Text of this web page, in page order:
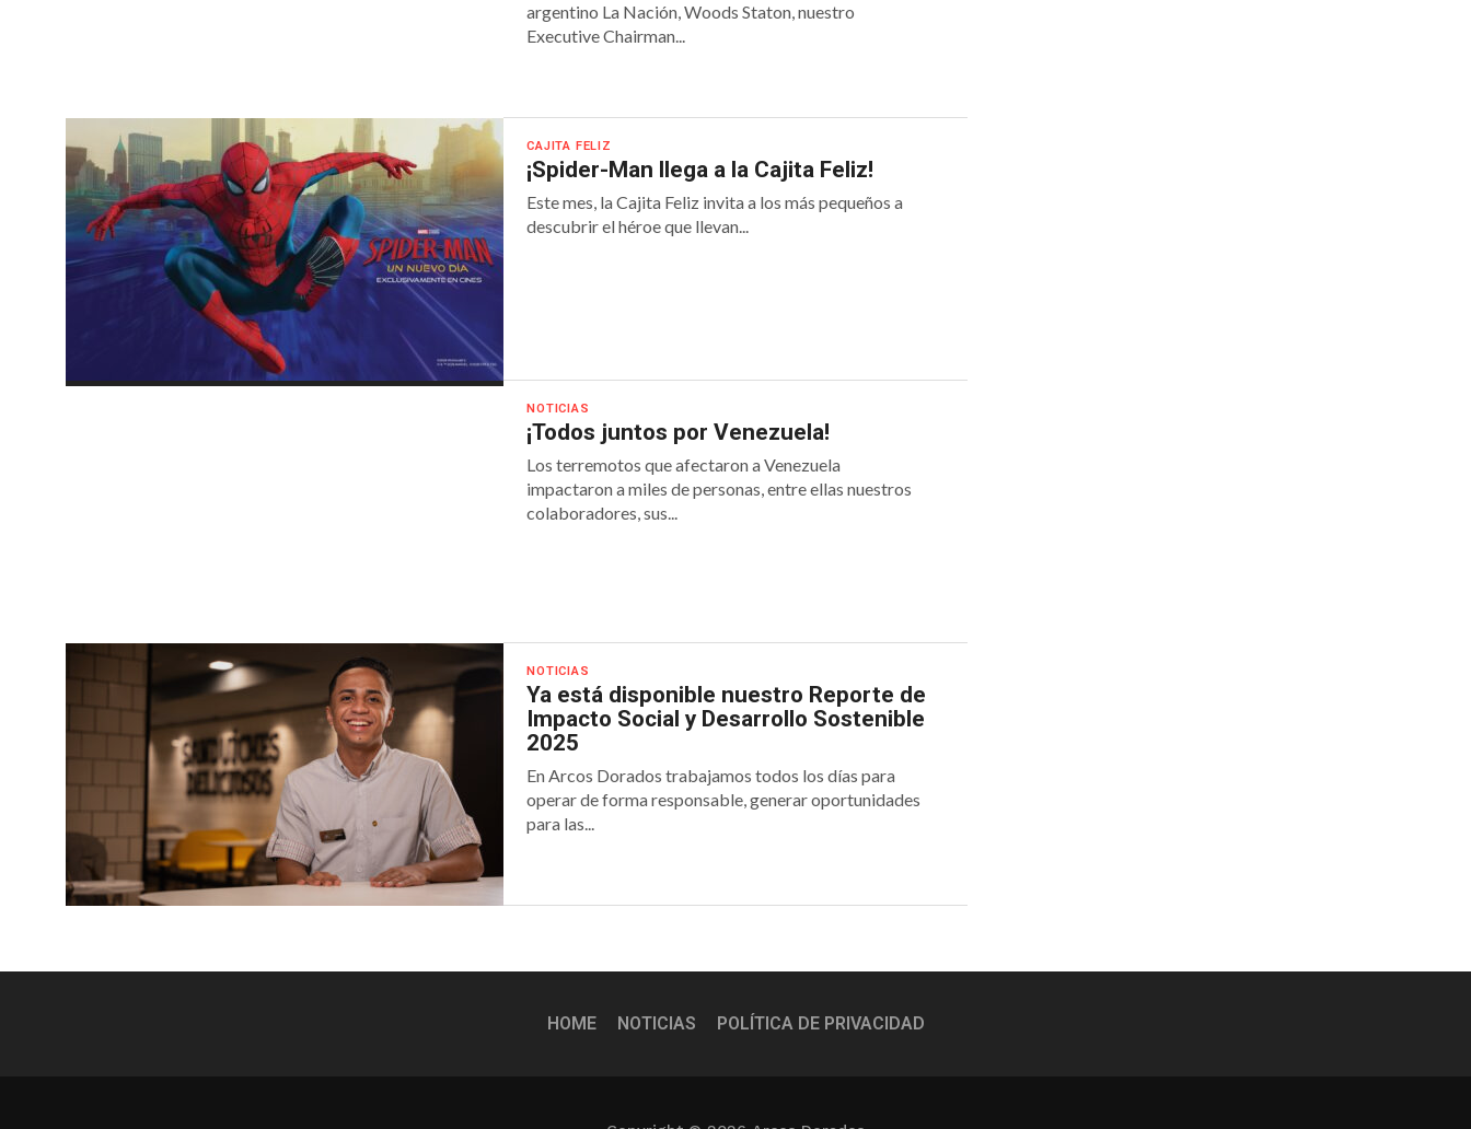
argentino La Nación, Woods Staton, nuestro
Executive Chairman...
CAJITA FELIZ
¡Spider-Man llega a la Cajita Feliz!
Este mes, la Cajita Feliz invita a los más pequeños a
descubrir el héroe que llevan...
NOTICIAS
¡Todos juntos por Venezuela!
Los terremotos que afectaron a Venezuela
impactaron a miles de personas, entre ellas nuestros
colaboradores, sus...
NOTICIAS
Ya está disponible nuestro Reporte de
Impacto Social y Desarrollo Sostenible
2025
En Arcos Dorados trabajamos todos los días para
operar de forma responsable, generar oportunidades
para las...
HOME NOTICIAS POLÍTICA DE PRIVACIDAD